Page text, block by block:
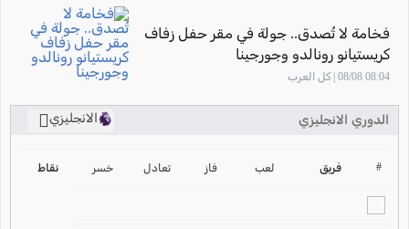
فخامة لا تُصدق.. جولة في مقر حفل زفاف
كريستيانو رونالدو وجورجينا
08:04 08/08 | كل العرب
الدوري الانجليزي
الانجليزي
2024-2025 # فريق لعب فاز تعادل خسر نقاط